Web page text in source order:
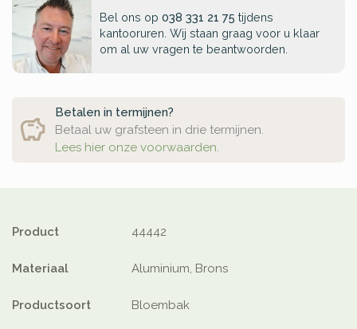
Bel ons op 038 331 21 75 tijdens
kantooruren. Wij staan graag voor u klaar
om al uw vragen te beantwoorden.
Betalen in termijnen?
Betaal uw grafsteen in drie termijnen.
Lees hier onze voorwaarden.
Product 44442
Materiaal Aluminium, Brons
Productsoort Bloembak